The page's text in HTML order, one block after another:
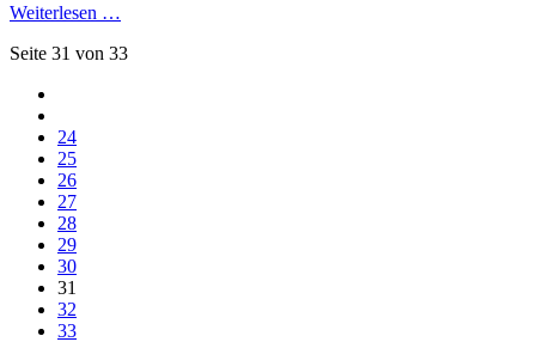
Weiterlesen …
Seite 31 von 33
24
25
26
27
28
29
30
31
32
33